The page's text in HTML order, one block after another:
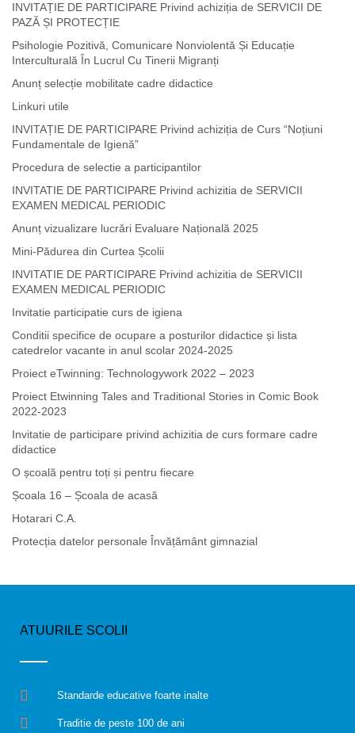
INVITAȚIE DE PARTICIPARE Privind achiziția de SERVICII DE
PAZĂ ȘI PROTECȚIE
Psihologie Pozitivă, Comunicare Nonviolentă Și Educație
Interculturală În Lucrul Cu Tinerii Migranți
Anunț selecție mobilitate cadre didactice
Linkuri utile
INVITAȚIE DE PARTICIPARE Privind achiziția de Curs “Noțiuni
Fundamentale de Igienă”
Procedura de selectie a participantilor
INVITATIE DE PARTICIPARE Privind achizitia de SERVICII
EXAMEN MEDICAL PERIODIC
Anunț vizualizare lucrări Evaluare Națională 2025
Mini-Pădurea din Curtea Școlii
INVITATIE DE PARTICIPARE Privind achizitia de SERVICII
EXAMEN MEDICAL PERIODIC
Invitatie participatie curs de igiena
Conditii specifice de ocupare a posturilor didactice și lista
catedrelor vacante in anul scolar 2024-2025
Proiect eTwinning: Technologywork 2022 – 2023
Proiect Etwinning Tales and Traditional Stories in Comic Book
2022-2023
Invitatie de participare privind achizitia de curs formare cadre
didactice
O școală pentru toți și pentru fiecare
Școala 16 – Școala de acasă
Hotarari C.A.
Protecția datelor personale Învățământ gimnazial
ATUURILE SCOLII
Standarde educative foarte inalte
Traditie de peste 100 de ani